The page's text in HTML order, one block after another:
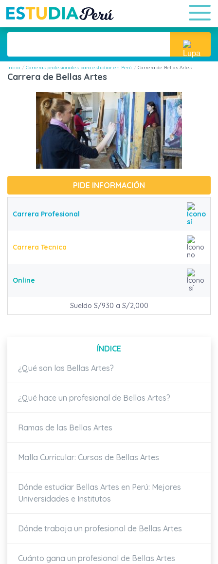
Inicio Carreras profesionales para estudiar en Perú Carrera de Bellas Artes
Carrera de Bellas Artes
PIDE INFORMACIÓN
Carrera Profesional
Carrera Tecnica
Online
Sueldo S/930 a S/2,000
ÍNDICE
¿Qué son las Bellas Artes?
¿Qué hace un profesional de Bellas Artes?
Ramas de las Bellas Artes
Malla Curricular: Cursos de Bellas Artes
Dónde estudiar Bellas Artes en Perú: Mejores
Universidades e Institutos
Dónde trabaja un profesional de Bellas Artes
Cuánto gana un profesional de Bellas Artes